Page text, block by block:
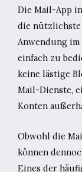
Die Mail-App
die nützlichste
Anwendung im
einfach zu
keine lästige
Mail-Dienste,
Konten
Obwohl die
können
Eines der